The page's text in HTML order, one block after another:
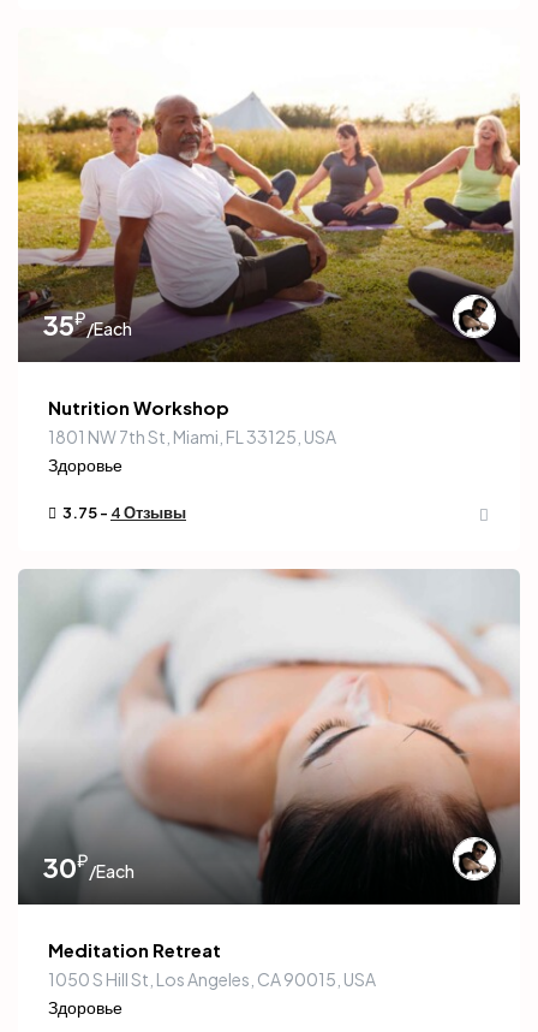
35₽/Each
Nutrition Workshop
1801 NW 7th St, Miami, FL 33125, USA
Здоровье
3.75 - 4 Отзывы
30₽/Each
Meditation Retreat
1050 S Hill St, Los Angeles, CA 90015, USA
Здоровье